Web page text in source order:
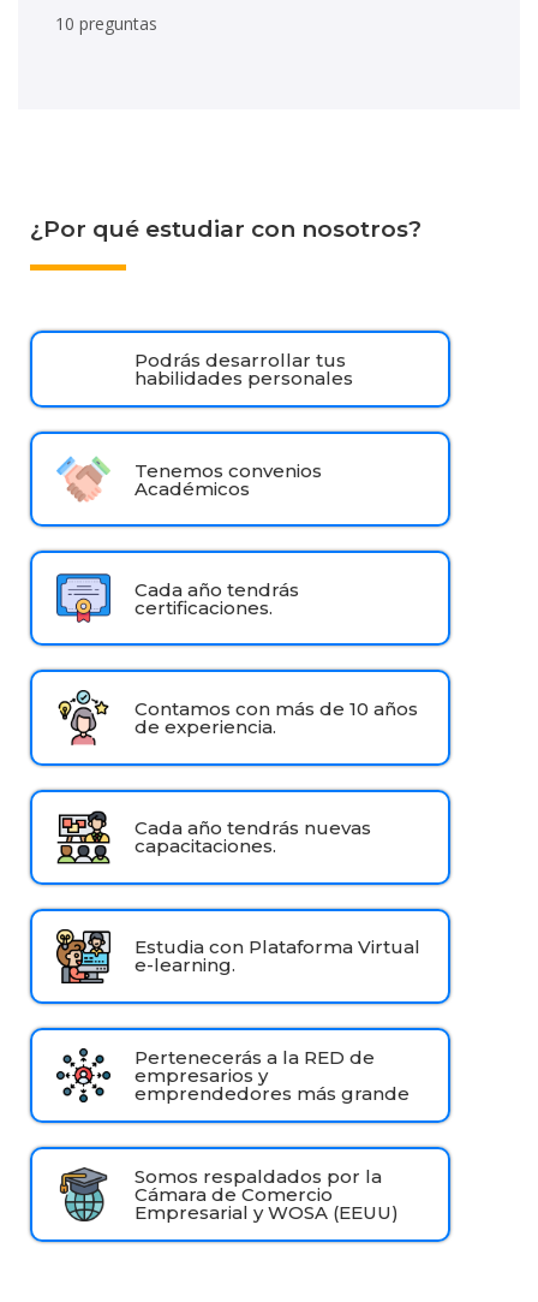
10 preguntas
¿Por qué estudiar con nosotros?
Podrás desarrollar tus
habilidades personales
Tenemos convenios
Académicos
Cada año tendrás
certificaciones.
Contamos con más de 10 años
de experiencia.
Cada año tendrás nuevas
capacitaciones.
Estudia con Plataforma Virtual
e-learning.
Pertenecerás a la RED de
empresarios y
emprendedores más grande
Somos respaldados por la
Cámara de Comercio
Empresarial y WOSA (EEUU)